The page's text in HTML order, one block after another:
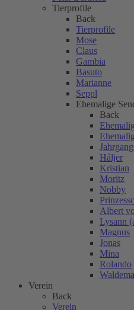
Tierprofile
Back
Tierprofile
Mose
Claus
Gambia
Basuto
Marianne
Seppl
Ehemalige
Back
Håljer
Kristian
Moritz
Nobby
Albert
Lysann
Magnus
Jonas
Mina
Rolando
Verein
Back
Verein